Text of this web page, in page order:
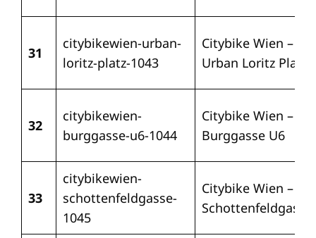
31
citybikewien-urban-
loritz-platz-1043
Citybike Wien –
Urban Loritz Platz
32
citybikewien-
burggasse-u6-1044
Citybike Wien –
Burggasse U6
33
citybikewien-
schottenfeldgasse-
1045
Citybike Wien –
Schottenfeldgasse